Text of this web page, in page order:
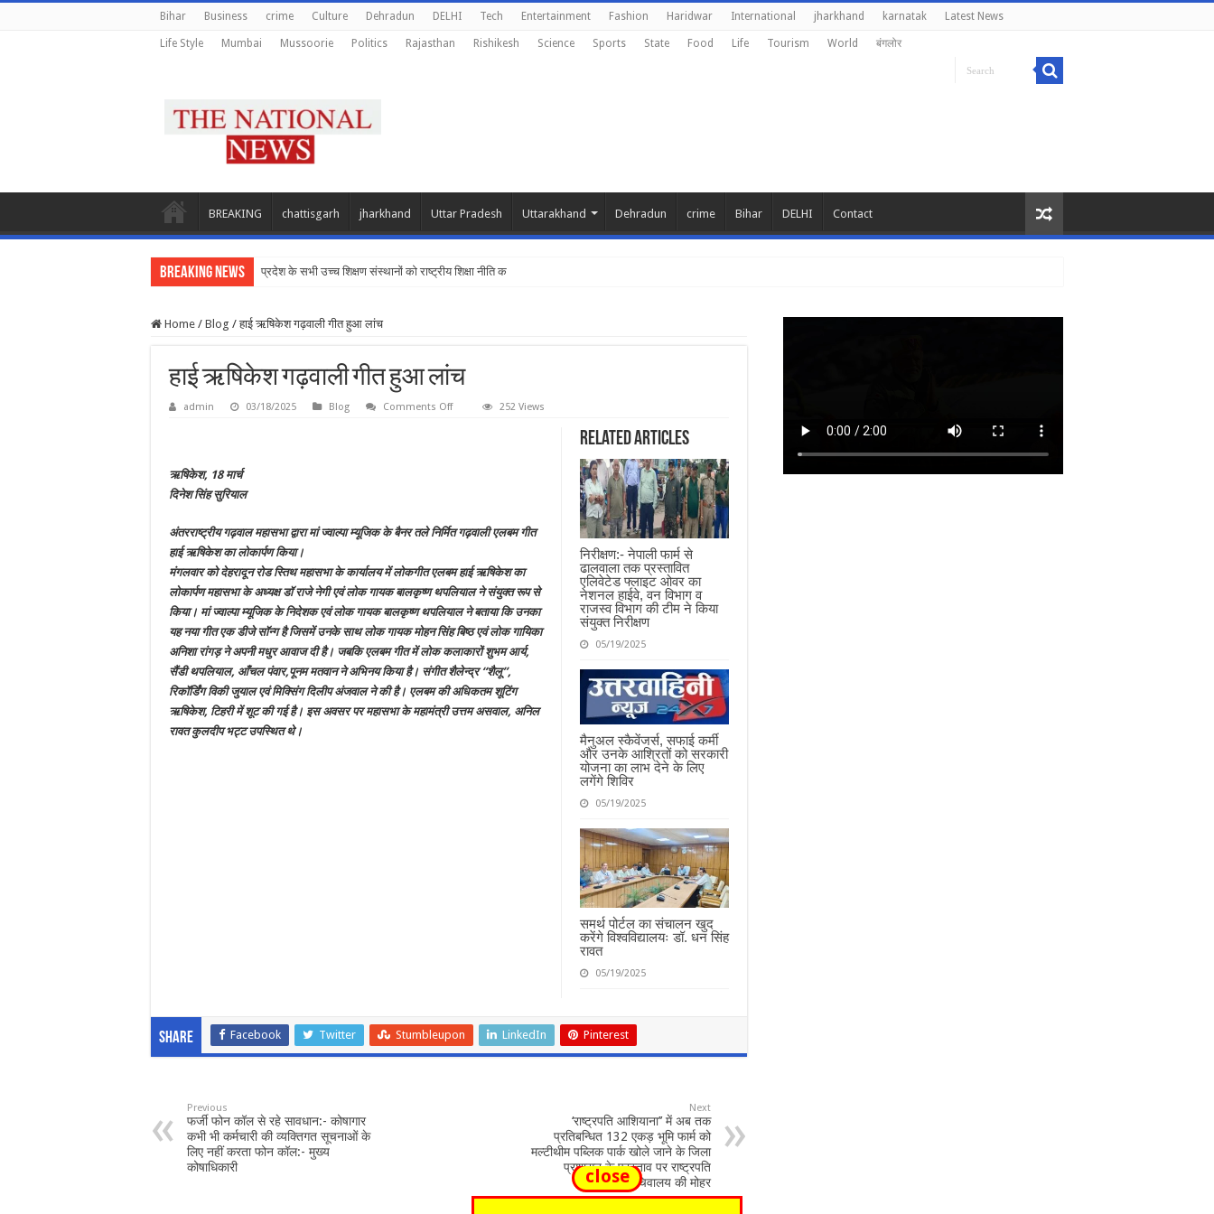
Bihar Business crime Culture Dehradun DELHI Tech Entertainment Fashion Haridwar International jharkhand karnatak Latest News
Life Style Mumbai Mussoorie Politics Rajasthan Rishikesh Science Sports State Food Life Tourism World बंगलोर
BREAKING chattisgarh jharkhand Uttar Pradesh Uttarakhand Dehradun crime Bihar DELHI Contact
Breaking News प्रदेश के सभी उच्च शिक्षण संस्थानों को राष्ट्रीय शिक्षा नीति के अनुरूप
Home / Blog / हाई ऋषिकेश गढ़वाली गीत हुआ लांच
हाई ऋषिकेश गढ़वाली गीत हुआ लांच
admin 03/18/2025 Blog Comments Offon
252 Views
Related Articles
निरीक्षण:- नेपाली फार्म से
ढालवाला तक प्रस्तावित
एलिवेटेड फ्लाइट ओवर का
नेशनल हाईवे, वन विभाग व
राजस्व विभाग की टीम ने किया
संयुक्त निरीक्षण
05/19/2025
मैनुअल स्कैवेंजर्स, सफाई कर्मी
और उनके आश्रितों को सरकारी
योजना का लाभ देने के लिए
लगेंगे शिविर
05/19/2025
समर्थ पोर्टल का संचालन खुद
करेंगे विश्वविद्यालयः डॉ. धन सिंह
रावत
05/19/2025
ऋषिकेश, 18 मार्च
दिनेश सिंह सुरियाल
अंतरराष्ट्रीय गढ़वाल महासभा द्वारा मां ज्वाल्पा म्यूजिक के बैनर तले निर्मित गढ़वाली एलबम गीत
हाई ऋषिकेश का लोकार्पण किया।
मंगलवार को देहरादून रोड स्तिथ महासभा के कार्यालय में लोकगीत एलबम हाई ऋषिकेश का
लोकार्पण महासभा के अध्यक्ष डॉ राजे नेगी एवं लोक गायक बालकृष्ण थपलियाल ने संयुक्त रूप से
किया। मां ज्वाल्पा म्यूजिक के निदेशक एवं लोक गायक बालकृष्ण थपलियाल ने बताया कि उनका
यह नया गीत एक डीजे सॉन्ग है जिसमें उनके साथ लोक गायक मोहन सिंह बिष्ठ एवं लोक गायिका
अनिशा रांगड़ ने अपनी मधुर आवाज दी है। जबकि एलबम गीत में लोक कलाकारों शुभम आर्य,
सैंडी थपलियाल, आँचल पंवार,पूनम मतवान ने अभिनय किया है। संगीत शैलेन्द्र “शैलू”,
रिकॉर्डिंग विकी जुयाल एवं मिक्सिंग दिलीप अंजवाल ने की है। एलबम की अधिकतम शूटिंग
ऋषिकेश, टिहरी में शूट की गई है। इस अवसर पर महासभा के महामंत्री उत्तम असवाल, अनिल
रावत कुलदीप भट्ट उपस्थित थे।
Share Facebook Twitter Stumbleupon LinkedIn Pinterest
Previous
फर्जी फोन कॉल से रहे सावधान:- कोषागार
कभी भी कर्मचारी की व्यक्तिगत सूचनाओं के
लिए नहीं करता फोन कॉल:- मुख्य
कोषाधिकारी
Next
‘राष्ट्रपति आशियाना’’ में अब तक
प्रतिबन्धित 132 एकड़ भूमि फार्म को
मल्टीथीम पब्लिक पार्क खोले जाने के जिला
प्रशासन के प्रस्ताव पर राष्ट्रपति
सचिवालय की मोहर
close